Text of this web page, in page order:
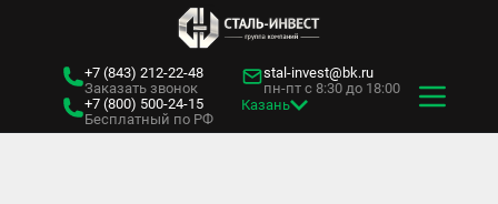
+7 (843) 212-22-48
Заказать звонок
+7 (800) 500-24-15
Бесплатный по РФ
stal-invest@bk.ru
пн-пт с 8:30 до 18:00
Казань